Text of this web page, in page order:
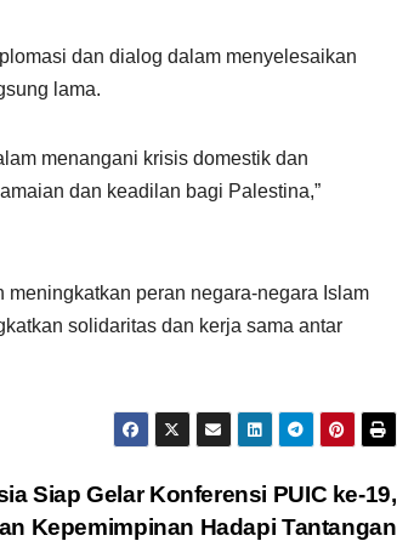
dan dialog dalam menyelesaikan
lama.
menangani krisis domestik dan
dan keadilan bagi Palestina,”
peran negara-negara Islam
solidaritas dan kerja sama antar
Siap Gelar Konferensi PUIC ke-19,
Kepemimpinan Hadapi Tantangan